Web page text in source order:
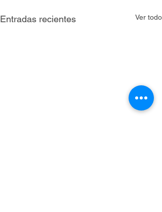
Entradas recientes Ver todo